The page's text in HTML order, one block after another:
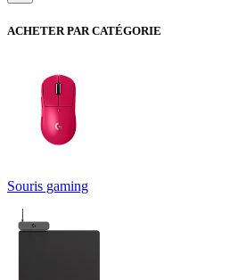
ACHETER PAR CATÉGORIE
Souris gaming